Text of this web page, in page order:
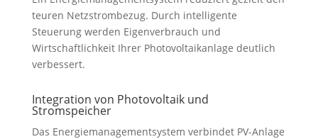
teuren Netzstrombezug. Durch intelligente
Steuerung werden Eigenverbrauch und
Wirtschaftlichkeit Ihrer Photovoltaikanlage deutlich
verbessert.
Integration von Photovoltaik und
Stromspeicher
Das Energiemanagementsystem verbindet PV-Anlage